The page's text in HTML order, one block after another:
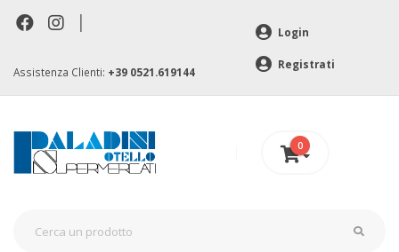
|
Assistenza Clienti: +39 0521.619144
Login
Registrati
0